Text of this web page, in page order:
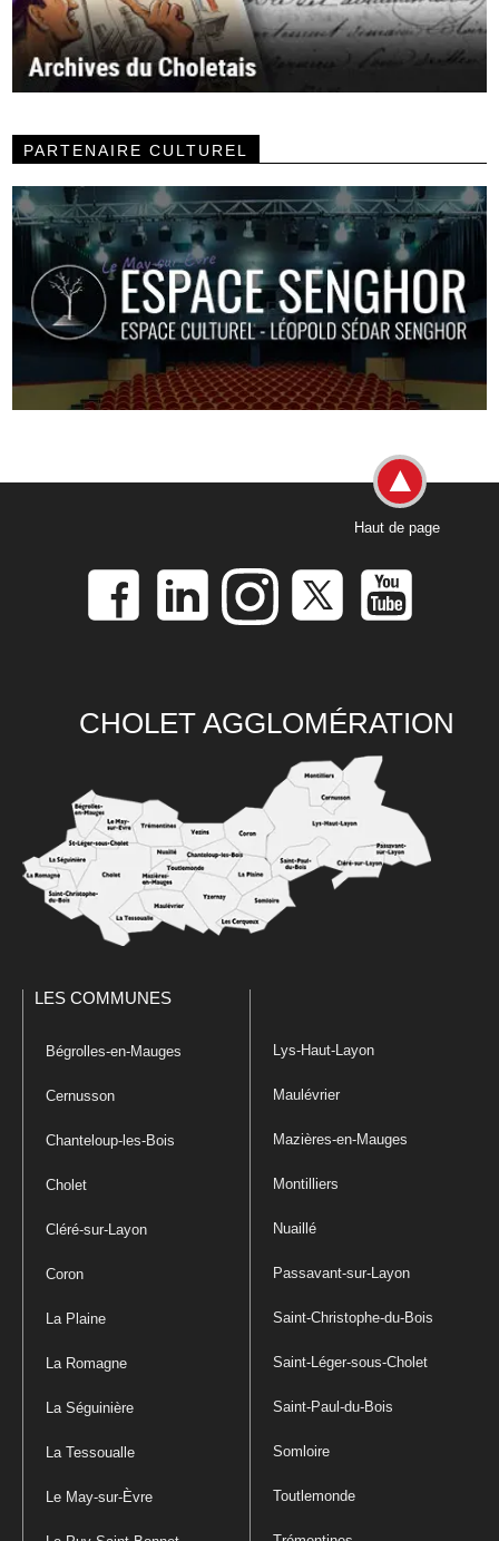
PARTENAIRE CULTUREL
Haut de page
CHOLET AGGLOMÉRATION
LES COMMUNES
Bégrolles-en-Mauges
Cernusson
Chanteloup-les-Bois
Cholet
Cléré-sur-Layon
Coron
La Plaine
La Romagne
La Séguinière
La Tessoualle
Le May-sur-Èvre
Lys-Haut-Layon
Maulévrier
Mazières-en-Mauges
Montilliers
Nuaillé
Passavant-sur-Layon
Saint-Christophe-du-Bois
Saint-Léger-sous-Cholet
Saint-Paul-du-Bois
Somloire
Toutlemonde